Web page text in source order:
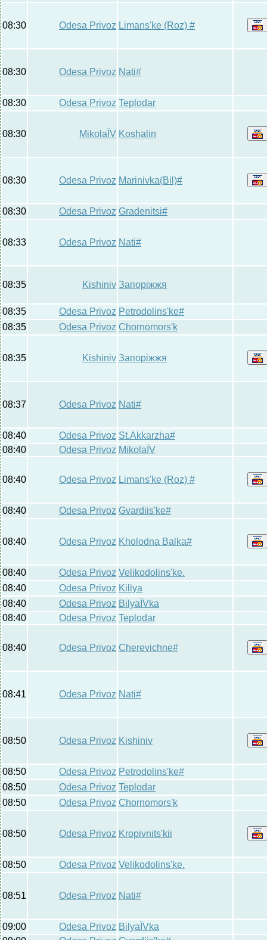
08:30 Odesa Privoz Limans'ke (Roz) #
08:30 Odesa Privoz Nati#
08:30 Odesa Privoz Teplodar
08:30 MikolaЇV Koshalin
08:30 Odesa Privoz Marinivka(Bil)#
08:30 Odesa Privoz Gradenitsi#
08:33 Odesa Privoz Nati#
08:35 Kishiniv Запоріжжя
08:35 Odesa Privoz Petrodolins'ke#
08:35
Odesa Privoz Chornomors'k
08:35 Kishiniv Запоріжжя
08:37 Odesa Privoz Nati#
08:40 Odesa Privoz St.Akkarzha#
08:40
Odesa Privoz MikolaЇV
08:40 Odesa Privoz Limans'ke (Roz) #
08:40 Odesa Privoz Gvardiis'ke#
08:40 Odesa Privoz Kholodna Balka#
08:40 Odesa Privoz Velikodolins'ke.
08:40
Odesa Privoz Kiliya
08:40
Odesa Privoz BilyaЇVka
08:40
Odesa Privoz Teplodar
08:40 Odesa Privoz Cherevichne#
08:41 Odesa Privoz Nati#
08:50 Odesa Privoz Kishiniv
08:50 Odesa Privoz Petrodolins'ke#
08:50
Odesa Privoz Teplodar
08:50
Odesa Privoz Chornomors'k
08:50 Odesa Privoz Kropivnits'kii
08:50 Odesa Privoz Velikodolins'ke.
08:51 Odesa Privoz Nati#
09:00 Odesa Privoz BilyaЇVka